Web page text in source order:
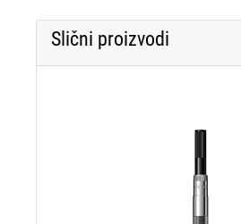
Slični proizvodi